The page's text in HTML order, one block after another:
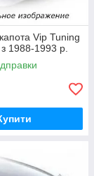
Vip Tuning
1988-1993 р.